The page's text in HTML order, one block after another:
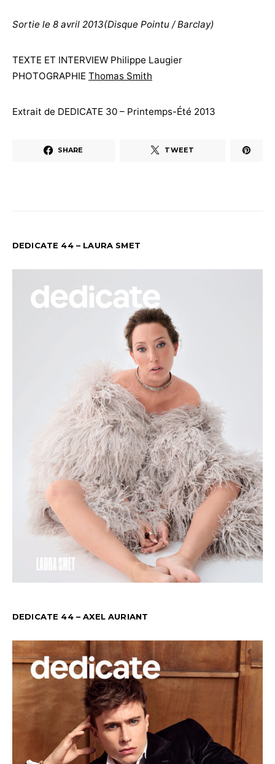
Sortie le 8 avril 2013(Disque Pointu / Barclay)
TEXTE ET INTERVIEW Philippe Laugier
PHOTOGRAPHIE Thomas Smith
Extrait de DEDICATE 30 – Printemps-Été 2013
SHARE TWEET
DEDICATE 44 – LAURA SMET
DEDICATE 44 – AXEL AURIANT